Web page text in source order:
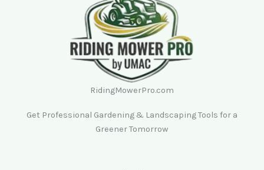
RidingMowerPro.com
Get Professional Gardening & Landscaping Tools for a
Greener Tomorrow